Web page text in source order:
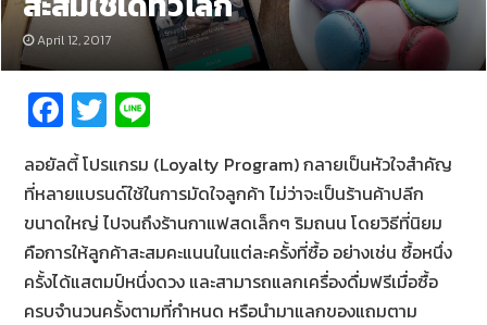
April 12, 2017
Fa
ce
b
o
o
k
T
wi
tt
er
n
e
ลอยัลตี้ โปรแกรม (Loyalty Program) กลายเป็นหัวใจสำคัญ
ที่หลายแบรนด์ใช้ในการมัดใจลูกค้า ไม่ว่าจะเป็นร้านค้าปลีก
ขนาดใหญ่ ไปจนถึงร้านกาแฟสดเล็กๆ ริมถนน โดยวิธีที่นิยม
คือการให้ลูกค้าสะสมคะแนนในแต่ละครั้งที่ซื้อ อย่างเช่น ซื้อหนึ่ง
ครั้งได้แสตมป์หนึ่งดวง และสามารถแลกเครื่องดื่มฟรีเมื่อซื้อ
ครบจำนวนครั้งตามที่กำหนด หรือนำมาแลกของแถมตาม